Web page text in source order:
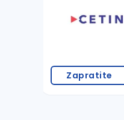
Zapratite